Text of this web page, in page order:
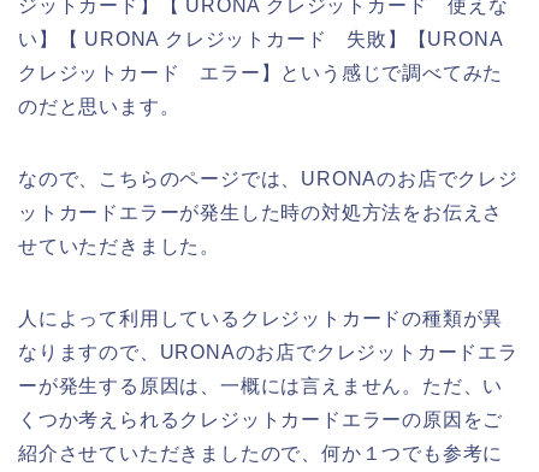
ジットカード】【 URONA クレジットカード 使えな
い】【 URONA クレジットカード 失敗】【URONA
クレジットカード エラー】という感じで調べてみた
のだと思います。
なので、こちらのページでは、URONAのお店でクレジ
ットカードエラーが発生した時の対処方法をお伝えさ
せていただきました。
人によって利用しているクレジットカードの種類が異
なりますので、URONAのお店でクレジットカードエラ
ーが発生する原因は、一概には言えません。ただ、い
くつか考えられるクレジットカードエラーの原因をご
紹介させていただきましたので、何か１つでも参考に